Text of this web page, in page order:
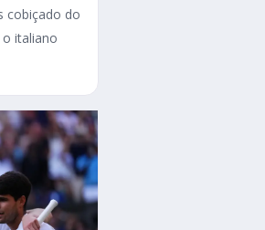
cobiçado do
italiano